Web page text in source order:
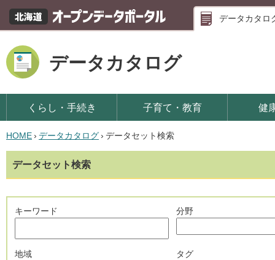
データカタロ
データカタログ
くらし・手続き 子育て・教育 健
HOME› データカタログ› データセット検索
データセット検索
キーワード 分野
地域 タグ